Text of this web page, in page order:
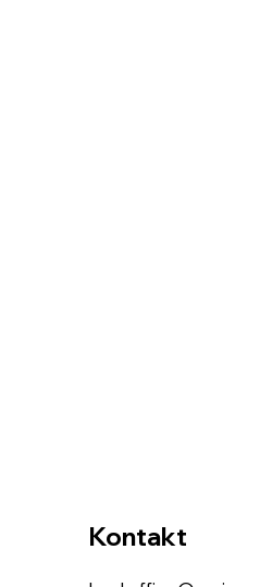
Kontakt